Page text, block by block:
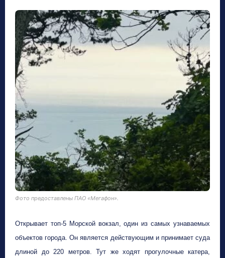
Фото предоставлены ПАО «Мегафон».
Открывает топ‑5 Морской вокзал, один из самых узнаваемых
объектов города. Он является действующим и принимает суда
длиной до 220 метров. Тут же ходят прогулочные катера,